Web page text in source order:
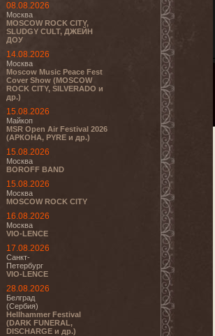
08.08.2026
Москва
MOSCOW ROCK CITY,
SLUDGY CULT, ДЖЕЙН
ДОУ
14.08.2026
Москва
Moscow Music Peace Fest
Cover Show (MOSCOW
ROCK CITY, SILVERADO и
др.)
15.08.2026
Майкоп
MSR Open Air Festival 2026
(АРКОНА, PYRE и др.)
15.08.2026
Москва
BOROFF BAND
15.08.2026
Москва
MOSCOW ROCK CITY
16.08.2026
Москва
VIO-LENCE
17.08.2026
Санкт-
Петербург
VIO-LENCE
28.08.2026
Белград
(Сербия)
Hellhammer Festival
(DARK FUNERAL,
DISCHARGE и др.)